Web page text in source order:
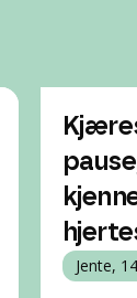
Jente, 14